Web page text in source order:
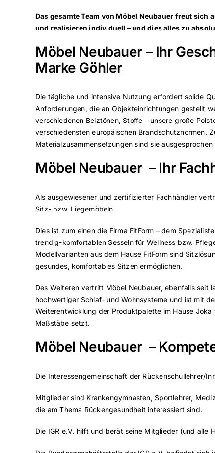
Das gesamte Team von Möbel Neubauer freut
und realisieren individuell – und dies alles zu
Möbel Neubauer – Ihr
Marke Göhler
Die tägliche und intensive Nutzung erfordert solide
Anforderungen, die an Objekteinrichtungen gestellt
verschiedenen Beiztönen, Stoffe – unsere große
verschiedensten europäischen Brandschutznormen.
Materialzusammensetzungen sind sie
Möbel Neubauer – Ihr
Als ausgewiesener und zertifizierter Fachhändler
Sitz- bzw. Liegemöbeln.
Dies ist zum einen die Firma FitForm – dem
trendig-komfortablen Sesseln für Wellness bzw.
Modellvarianten aus dem Hause FitForm sind
gesundes, komfortables Sitzen ermöglichen.
Des Weiteren vertritt Möbel Neubauer, ebenfalls seit
hochwertiger Schlaf- und Wohnsysteme und ist mit
Weiterentwicklung der Produktpalette im Hause
Maßstäbe setzt.
Möbel Neubauer –
Die Interessengemeinschaft der Rückenschullehrer/
Mitglieder sind Krankengymnasten, Sportlehrer,
die am Thema Rückengesundheit interessiert sind.
Die IGR e.V. hilft und berät seine Mitglieder (und alle